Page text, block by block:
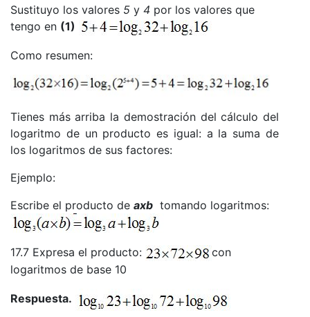
Sustituyo los valores 5 y 4 por los valores que
tengo en (1)
Como resumen:
Tienes más arriba la demostración del cálculo del
logaritmo de un producto es igual: a la suma de
los logaritmos de sus factores:
Ejemplo:
Escribe el producto de axb tomando logaritmos:
17.7 Expresa el producto:
con
logaritmos de base 10
Respuesta.